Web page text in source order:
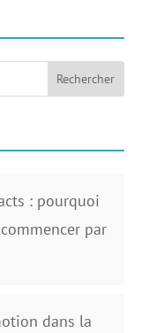
: pourquoi
par
dans la